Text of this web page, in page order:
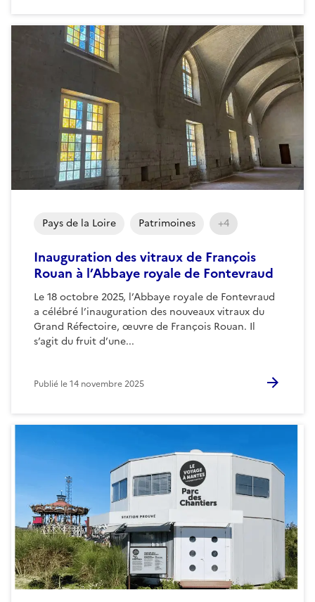
Inauguration des vitraux de François
Rouan à l’Abbaye royale de Fontevraud
Le 18 octobre 2025, l’Abbaye royale de Fontevraud
a célébré l’inauguration des nouveaux vitraux du
Grand Réfectoire, œuvre de François Rouan. Il
s’agit du fruit d’une...
Pays de la Loire Patrimoines +4
Publié le14 novembre 2025